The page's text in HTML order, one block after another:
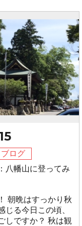
ログ
八幡山に登ってみ
朝晩はすっかり秋
じる今日この頃、
しですか？ 秋は観